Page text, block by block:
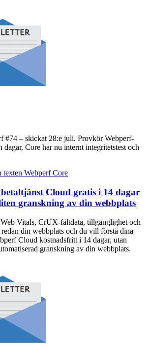
#74 – skickat 28:e juli. Provkör Webperf-
dagar, Core har nu internt integritetstest och
Cloud gratis i 14 dagar
granskning av din webbplats
Vitals, CrUX-fältdata, tillgänglighet och
din webbplats och du vill förstå dina
Cloud kostnadsfritt i 14 dagar, utan
granskning av din webbplats.